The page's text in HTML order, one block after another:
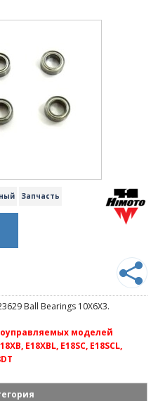
Запчасть
Ball Bearings 10X6X3.
моделей
E18XBL, E18SC, E18SCL,